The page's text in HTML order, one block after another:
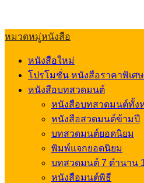
หมวดหมู่หนังสือ
หนังสือใหม่
โปรโมชั่น หนังสือราคาพิเศษ
หนังสือบทสวดมนต์
หนังสือบทสวดมนต์ทั้ง
หนังสือสวดมนต์ข้ามปี
บทสวดมนต์ยอดนิยม
พิมพ์แจกยอดนิยม
บทสวดมนต์ 7 ตำนาน
หนังสือมนต์พิธี